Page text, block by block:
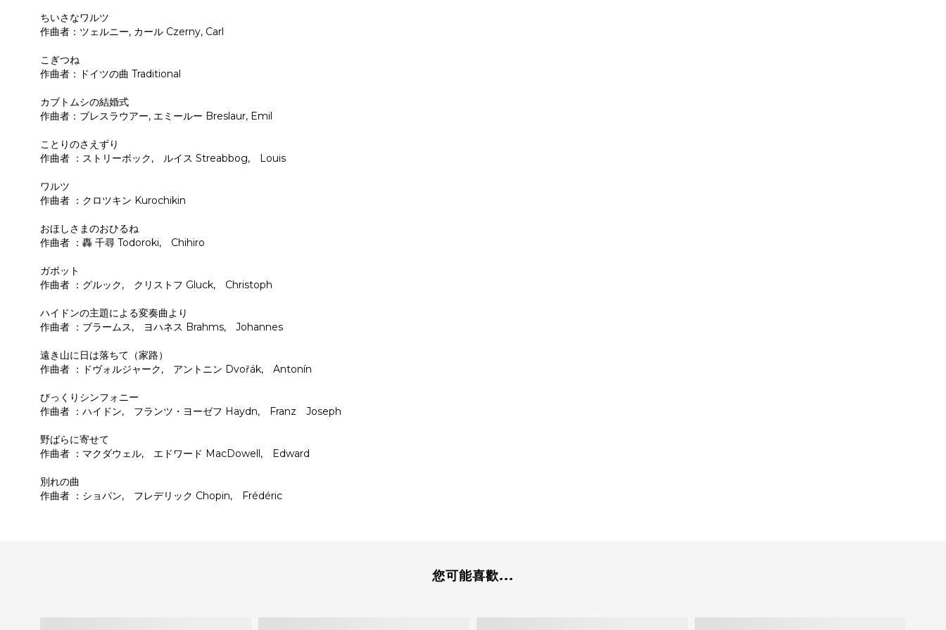
ちいさなワルツ
作曲者：ツェルニー, カール Czerny, Carl
こぎつね
作曲者：ドイツの曲 Traditional
カブトムシの結婚式
作曲者：ブレスラウアー, エミールー Breslaur, Emil
ことりのさえずり
作曲者 ：ストリーボック, ルイス Streabbog, Louis
ワルツ
作曲者 ：クロツキン Kurochikin
おほしさまのおひるね
作曲者 ：轟 千尋 Todoroki, Chihiro
ガボット
作曲者 ：グルック, クリストフ Gluck, Christoph
ハイドンの主題による変奏曲より
作曲者 ：ブラームス, ヨハネス Brahms, Johannes
遠き山に日は落ちて（家路）
作曲者 ：ドヴォルジャーク, アントニン Dvořák, Antonín
びっくりシンフォニー
作曲者 ：ハイドン, フランツ・ヨーゼフ Haydn, Franz Joseph
野ばらに寄せて
作曲者 ：マクダウェル, エドワード MacDowell, Edward
別れの曲
作曲者 ：ショパン, フレデリック Chopin, Frédéric
您可能喜歡...